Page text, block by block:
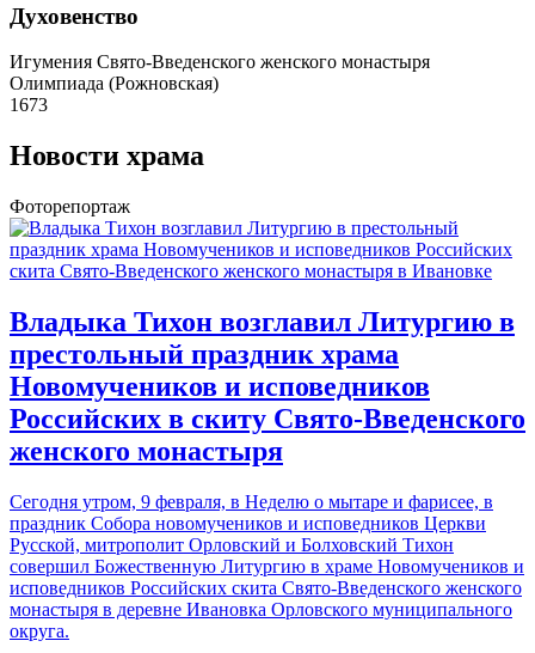
Духовенство
Игумения Свято-Введенского женского монастыря
Олимпиада (Рожновская)
1673
Новости храма
Фоторепортаж
Владыка Тихон возглавил Литургию в
престольный праздник храма
Новомучеников и исповедников
Российских в скиту Свято-Введенского
женского монастыря
Сегодня утром, 9 февраля, в Неделю о мытаре и фарисее, в
праздник Собора новомучеников и исповедников Церкви
Русской, митрополит Орловский и Болховский Тихон
совершил Божественную Литургию в храме Новомучеников и
исповедников Российских скита Свято-Введенского женского
монастыря в деревне Ивановка Орловского муниципального
округа.